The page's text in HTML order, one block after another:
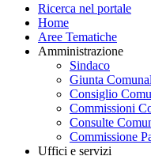
Ricerca nel portale
Home
Aree Tematiche
Amministrazione
Sindaco
Giunta
Consiglio
Commissioni
Consulte
Commissione
Uffici e servizi